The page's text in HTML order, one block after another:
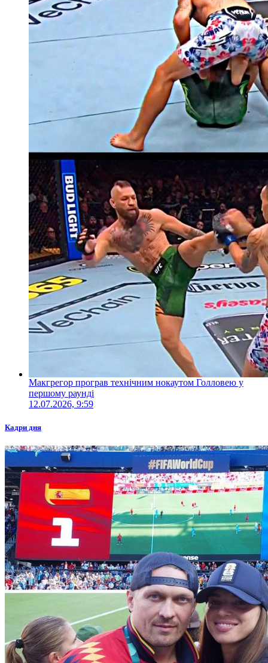
Макгрегор програв технічним нокаутом Голловею у
першому раунді
12.07.2026, 9:59
Кадри дня